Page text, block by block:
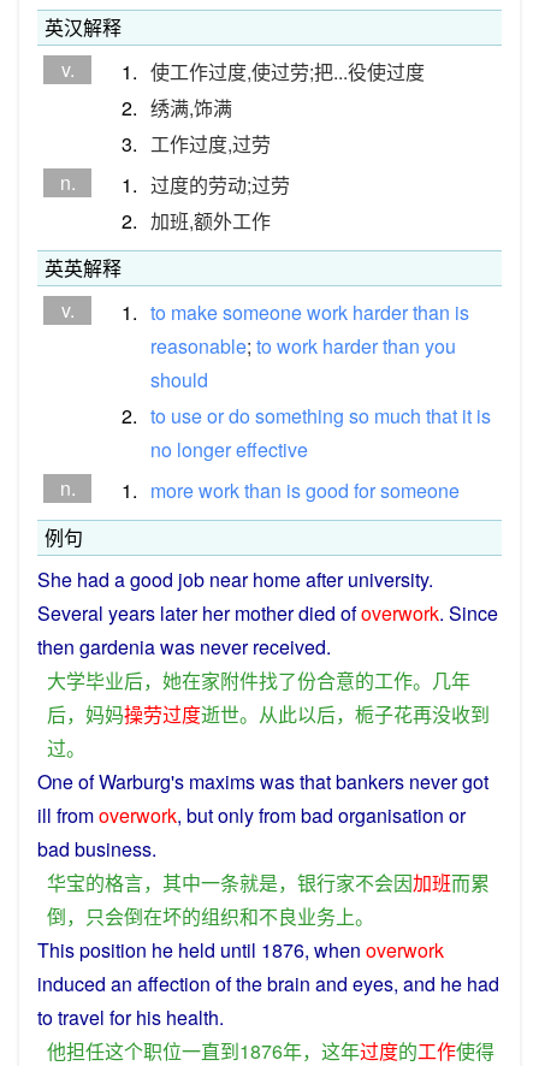
英汉解释
v.
1. 使工作过度,使过劳;把...役使过度
2. 绣满,饰满
3. 工作过度,过劳
n.
1. 过度的劳动;过劳
2. 加班,额外工作
英英解释
v.
1. to makesomeonework harderthan is
reasonable; to work harderthan you
should
2. to useordo something so much that it is
no longereffective
n.
1. moreworkthan isgood forsomeone
例句
She had a good job nearhomeafter university.
Several years later her motherdied ofoverwork. Since
then gardeniawas never received.
大学毕业后， 她在家附件找了份合意的工作。 几年
后， 妈妈操劳过度逝世。 从此以后， 栀子花再没收到
过。
Oneof Warburg's maximswasthatbankers nevergot
ill fromoverwork, butonlyfrombad organisation or
bad business.
华宝的格言， 其中一条就是， 银行家不会因加班而累
倒， 只会倒在坏的组织和不良业务上。
Thisposition he held until 1876, when overwork
induced an affection of thebrain and eyes, and he had
totravel for his health.
他担任这个职位一直到1876年， 这年过度的工作使得